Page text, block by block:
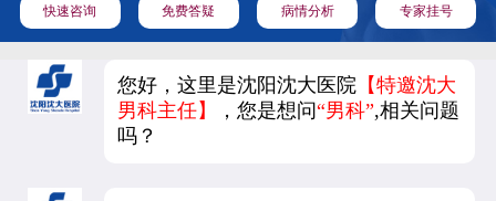
快速咨询 免费答疑 病情分析 专家挂号
您好，这里是沈阳沈大医院【特邀沈大
男科主任】
，您是想问“男科”,相关问题
吗？